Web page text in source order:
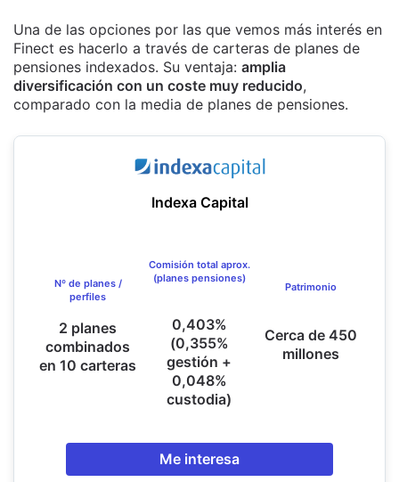
Una de las opciones por las que vemos más interés en
Finect es hacerlo a través de carteras de planes de
pensiones indexados. Su ventaja: amplia
diversificación con un coste muy reducido,
comparado con la media de planes de pensiones.
Indexa Capital
Nº de planes /
perfiles
2 planes
combinados
en 10 carteras
Comisión total aprox.
(planes pensiones)
0,403%
(0,355%
gestión +
0,048%
custodia)
Patrimonio
Cerca de 450
millones
Me interesa